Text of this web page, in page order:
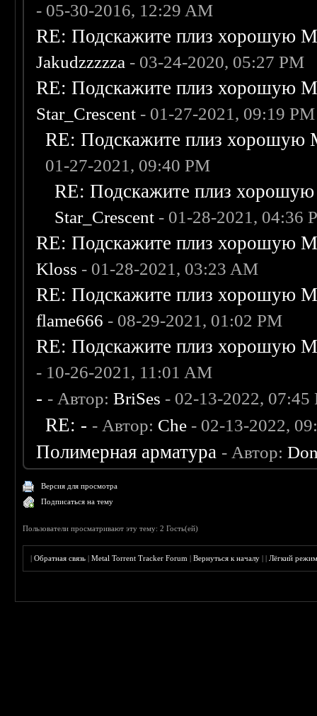
- 05-30-2016, 12:29 AM
RE: Подскажите плиз хорошую
Jakudzzzzza - 03-24-2020, 05:27 PM
RE: Подскажите плиз хорошую
Star_Crescent - 01-27-2021, 09:19 PM
RE: Подскажите плиз хорошую
01-27-2021, 09:40 PM
RE: Подскажите плиз
Star_Crescent - 01-28-2021, 04:36
RE: Подскажите плиз хорошую
Kloss - 01-28-2021, 03:23 AM
RE: Подскажите плиз хорошую
flame666 - 08-29-2021, 01:02 PM
RE: Подскажите плиз хорошую
- 10-26-2021, 11:01 AM
- - Автор:BriSes - 02-13-2022, 07:45
RE: - - Автор: Che - 02-13-2022,
Полимерная арматура - Автор:
Версия для просмотра
Подписаться на тему
Пользователи просматривают эту тему: 2 Гость(ей)
|Обратная связь |Metal Torrent Tracker Forum |Вернуться к началу ||Лёгкий